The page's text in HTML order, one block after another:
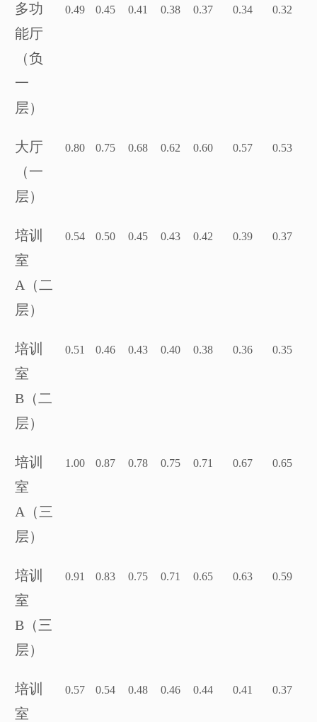
多功
能厅
（负
一
层）
0.49 0.45 0.41 0.38 0.37 0.34 0.32
大厅
（一
层）
0.80 0.75 0.68 0.62 0.60 0.57 0.53
培训
室
A（二
层）
0.54 0.50 0.45 0.43 0.42 0.39 0.37
培训
室
B（二
层）
0.51 0.46 0.43 0.40 0.38 0.36 0.35
培训
室
A（三
层）
1.00 0.87 0.78 0.75 0.71 0.67 0.65
培训
室
B（三
层）
0.91 0.83 0.75 0.71 0.65 0.63 0.59
培训
室
0.57 0.54 0.48 0.46 0.44 0.41 0.37